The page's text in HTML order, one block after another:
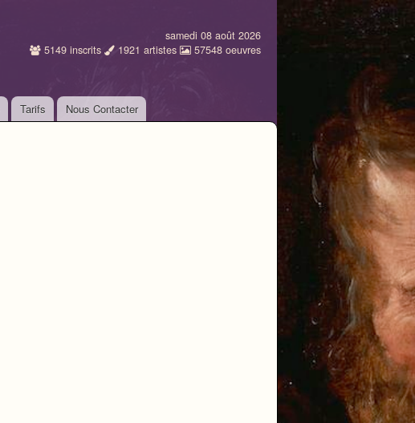
samedi 08 août 2026
5149 inscrits 1921 artistes 57548 oeuvres
Tarifs Nous Contacter